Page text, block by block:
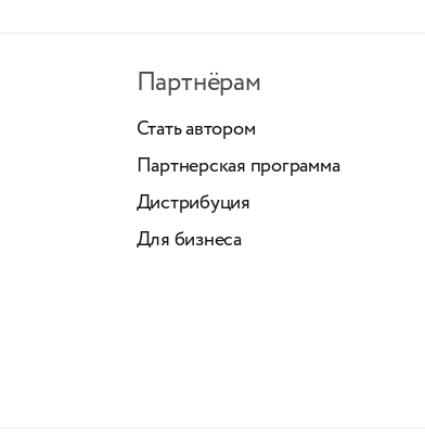
Партнёрам
Стать автором
Партнерская программа
Дистрибуция
Для бизнеса